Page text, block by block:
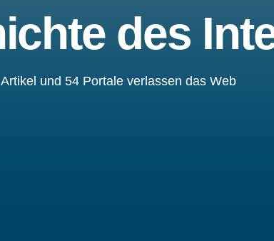
des
und 54 Portale verlassen das Web